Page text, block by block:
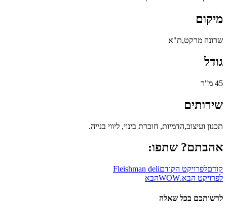
מיקום
שרונה מרקט,ת"א
גודל
45 מ"ר
שירותים
תכנון ועיצוב,הדמיות, חוברת בינוי, ליווי בנייה.
אהבתם? שתפו:
קודםלפרויקט הקודםFleishman deli
לפרויקט הבא.WOW הבא
לרשותכם בכל שאלה